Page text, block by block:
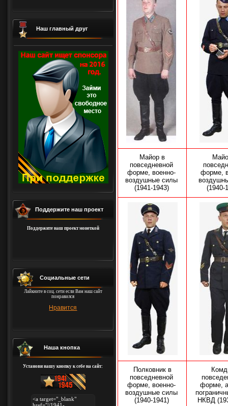
Наш главный друг
Поддержите наш проект
Поддержите наш проект монеткой
Социальные сети
Лайкните в соц. сети если Вам наш сайт
понравился
Нравится
Наша кнопка
Установи нашу кнопку к себе на сайт:
Майор в
повседневной
форме, военно-
воздушные силы
(1941-1943)
форме,
(1940-
Полковник в
повседневной
форме, военно-
воздушные силы
(1940-1941)
форме,
НКВД